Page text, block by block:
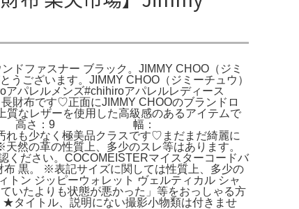
ドファスナー ブラック。JIMMY CHOO（ジミ
ございます。JIMMY CHOO（ジミーチュウ）
パレルメンズ#chihiroアパレルレディース
財布です♡正面にJIMMY CHOOのブランドロ
なレザーを使用した高級感のあるアイテムで
サイズ 高さ：9 幅：
美品クラスです♡まだまだ綺麗に
然の革の性質上、多少のスレ等はあります。
ださい。COCOMEISTERマイスターコードバ
黒。 ※表記サイズに関しては性質上、多少の
トン ジッピーウォレット ヴェルティカル シャ
いたよりも状態が悪かった」等をおっしゃる方
イトル、説明にない撮影小物類は付きませ